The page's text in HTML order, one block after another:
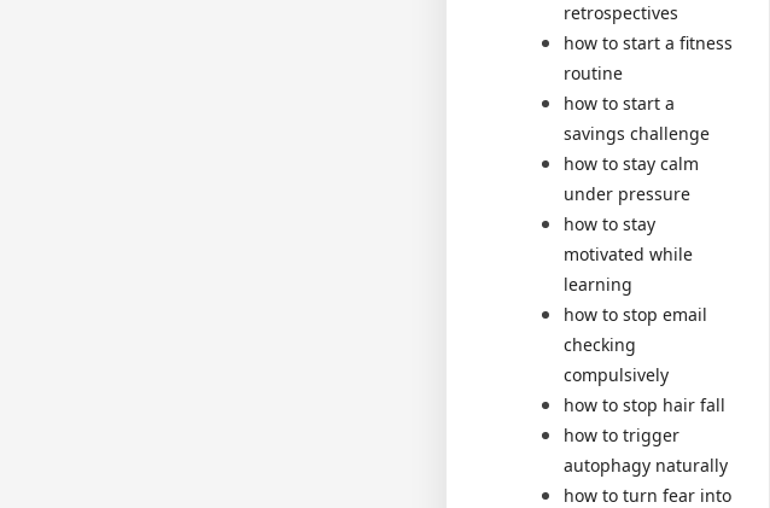
retrospectives
how to start a fitness
routine
how to start a
savings challenge
how to stay calm
under pressure
how to stay
motivated while
learning
how to stop email
checking
compulsively
how to stop hair fall
how to trigger
autophagy naturally
how to turn fear into